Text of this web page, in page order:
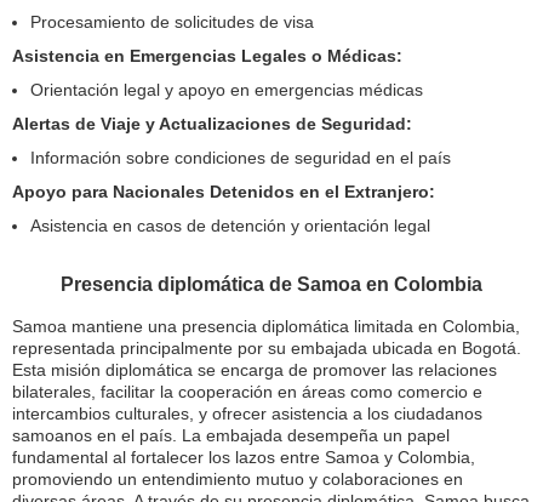
Procesamiento de solicitudes de visa
Asistencia en Emergencias Legales o Médicas:
Orientación legal y apoyo en emergencias médicas
Alertas de Viaje y Actualizaciones de Seguridad:
Información sobre condiciones de seguridad en el país
Apoyo para Nacionales Detenidos en el Extranjero:
Asistencia en casos de detención y orientación legal
Presencia diplomática de Samoa en Colombia
Samoa mantiene una presencia diplomática limitada en Colombia,
representada principalmente por su embajada ubicada en Bogotá.
Esta misión diplomática se encarga de promover las relaciones
bilaterales, facilitar la cooperación en áreas como comercio e
intercambios culturales, y ofrecer asistencia a los ciudadanos
samoanos en el país. La embajada desempeña un papel
fundamental al fortalecer los lazos entre Samoa y Colombia,
promoviendo un entendimiento mutuo y colaboraciones en